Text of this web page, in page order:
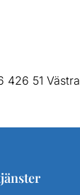
426 51 Västra